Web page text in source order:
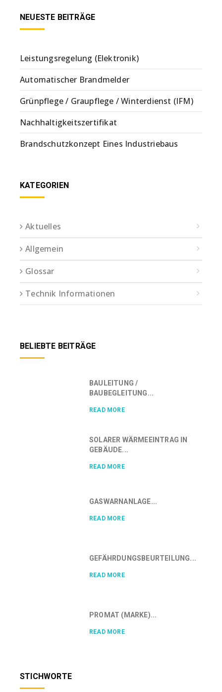
NEUESTE BEITRÄGE
Leistungsregelung (Elektronik)
Automatischer Brandmelder
Grünpflege / Graupflege / Winterdienst (IFM)
Nachhaltigkeitszertifikat
Brandschutzkonzept Eines Industriebaus
KATEGORIEN
Aktuelles
Allgemein
Glossar
Technik Informationen
BELIEBTE BEITRÄGE
BAULEITUNG /
BAUBEGLEITUNG...
READ MORE
SOLARER WÄRMEEINTRAG IN
GEBÄUDE...
READ MORE
GASWARNANLAGE...
READ MORE
GEFÄHRDUNGSBEURTEILUNG...
READ MORE
PROMAT (MARKE)...
READ MORE
STICHWORTE